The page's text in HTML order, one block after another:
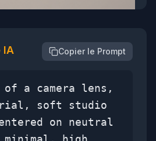
IA Copier le Prompt
of a camera lens,
soft studio
on neutral